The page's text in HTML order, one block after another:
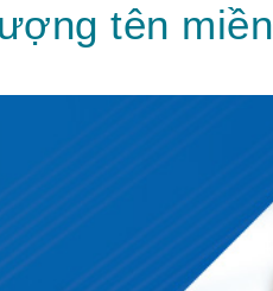
tên miền